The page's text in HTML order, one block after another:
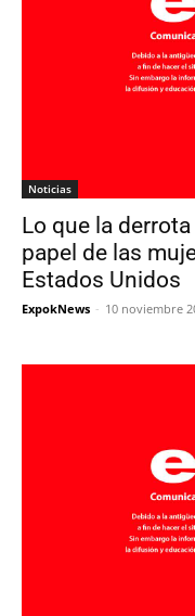
Noticias
Lo que la
papel de las
Estados Unidos
ExpokNews - 10 noviembre